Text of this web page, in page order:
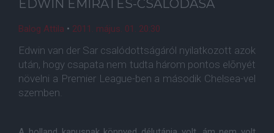
EDWIN EMIRATES-CSALÓDÁSA
Balog Attila • 2011. május. 01. 20:30
Edwin van der Sar csalódottságáról nyilatkozott azok
után, hogy csapata nem tudta három pontos elõnyét
növelni a Premier League-ben a második Chelsea-vel
szemben.